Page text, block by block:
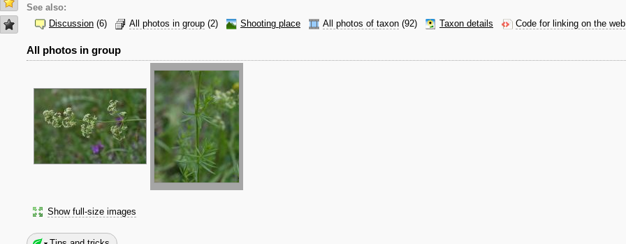
See also:
Discussion (6) All photos in group (2) Shooting place All photos of taxon (92) Taxon details Code for linking on the web
All photos in group
Show full-size images